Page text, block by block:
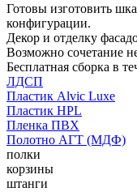
Готовы изготовить
конфигурации.
Декор и отделку
Возможно сочетание
Бесплатная сборка в
ЛДСП
Пластик Alvic Luxe
Пластик HPL
Пленка ПВХ
Полотно АГТ (МДФ)
полки
корзины
штанги